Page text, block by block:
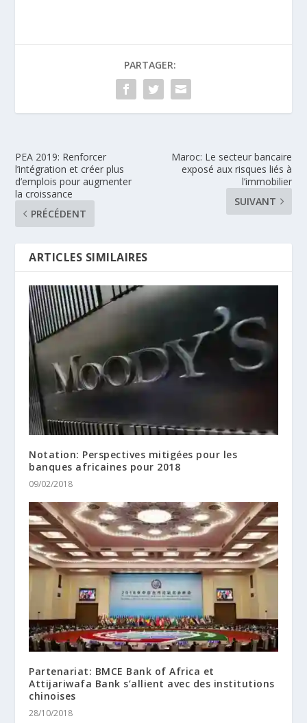
PARTAGER:
PEA 2019: Renforcer
l’intégration et créer plus
d’emplois pour augmenter
la croissance
PRÉCÉDENT
Maroc: Le secteur bancaire
exposé aux risques liés à
l’immobilier
SUIVANT
ARTICLES SIMILAIRES
Notation: Perspectives mitigées pour les
banques africaines pour 2018
09/02/2018
Partenariat: BMCE Bank of Africa et
Attijariwafa Bank s’allient avec des institutions
chinoises
28/10/2018